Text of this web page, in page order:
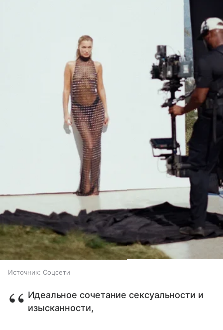
Источник: Соцсети
Идеальное сочетание сексуальности и
изысканности,